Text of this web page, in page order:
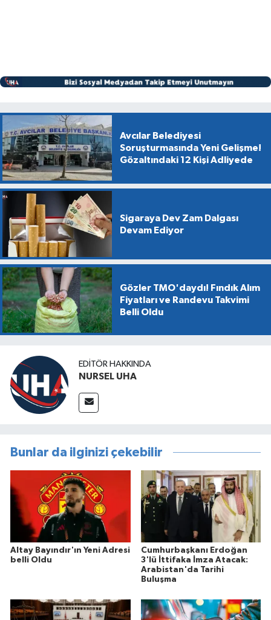
Avcılar Belediyesi
Soruşturmasında Yeni Gelişme!
Gözaltındaki 12 Kişi Adliyede
Sigaraya Dev Zam Dalgası
Devam Ediyor
Gözler TMO'daydı! Fındık Alım
Fiyatları ve Randevu Takvimi
Belli Oldu
EDITÖR HAKKINDA
NURSEL UHA
Bunlar da ilginizi çekebilir
Altay Bayındır'ın Yeni Adresi
belli Oldu
Cumhurbaşkanı Erdoğan
3'lü İttifaka İmza Atacak:
Arabistan'da Tarihi
Buluşma